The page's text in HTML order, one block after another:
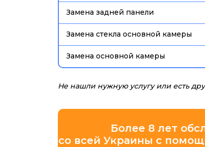
Замена задней панели
Замена стекла основной камеры
Замена основной камеры
Не нашли нужную услугу или есть
Более 8 лет
со всей Украины с